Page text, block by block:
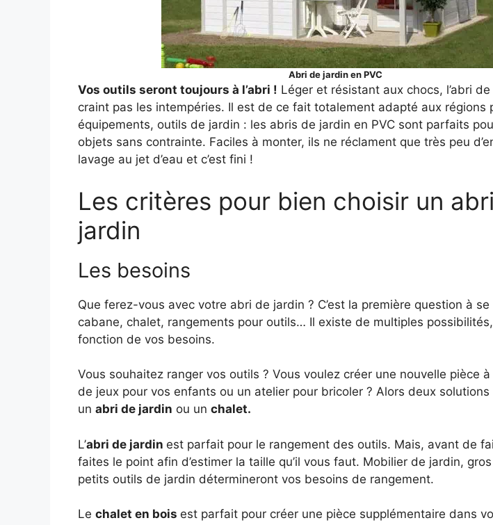
Abri de jardin en PVC
Vos outils seront toujours à l’abri ! Léger et résistant aux chocs, l’abri
craint pas les intempéries. Il est de ce fait totalement adapté aux régions
équipements, outils de jardin : les abris de jardin en PVC sont parfaits
objets sans contrainte. Faciles à monter, ils ne réclament que très peu
lavage au jet d’eau et c’est fini !
Les critères pour bien choisir un
jardin
Les besoins
Que ferez-vous avec votre abri de jardin ? C’est la première question à se
cabane, chalet, rangements pour outils… Il existe de multiples
fonction de vos besoins.
Vous souhaitez ranger vos outils ? Vous voulez créer une nouvelle pièce
de jeux pour vos enfants ou un atelier pour bricoler ? Alors deux solutions
un abri de jardin ou un chalet.
L’abri de jardin est parfait pour le rangement des outils. Mais, avant de
faites le point afin d’estimer la taille qu’il vous faut. Mobilier de jardin,
petits outils de jardin détermineront vos besoins de rangement.
Le chalet en bois est parfait pour créer une pièce supplémentaire dans